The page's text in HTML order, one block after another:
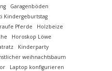
Garagenböden
Kindergeburtstag
Pferde
Holzbeize
Horoskop Löwe
Kinderparty
weihnachtsbaum
Laptop konfigurieren